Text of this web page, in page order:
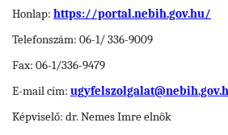
Honlap: https://portal.nebih.gov.hu/
Telefonszám: 06-1/ 336-9009
Fax: 06-1/336-9479
E-mail cím:
Képviselő: dr. Nemes Imre elnök